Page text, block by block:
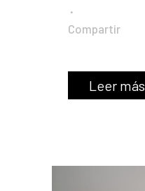
Compartir
Leer más